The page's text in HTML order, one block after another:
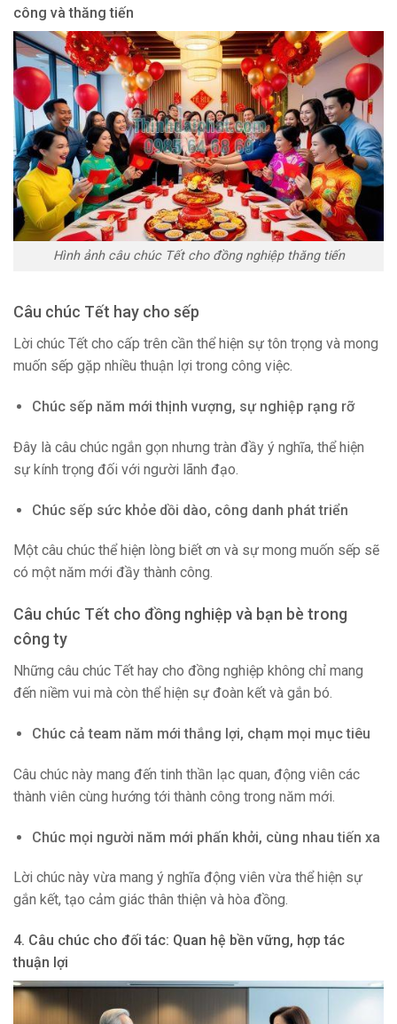
công và thăng tiến
Hình ảnh câu chúc Tết cho đồng nghiệp thăng tiến
Câu chúc Tết hay cho sếp
Lời chúc Tết cho cấp trên cần thể hiện sự tôn trọng và mong
muốn sếp gặp nhiều thuận lợi trong công việc.
Chúc sếp năm mới thịnh vượng, sự nghiệp rạng rỡ
Đây là câu chúc ngắn gọn nhưng tràn đầy ý nghĩa, thể hiện
sự kính trọng đối với người lãnh đạo.
Chúc sếp sức khỏe dồi dào, công danh phát triển
Một câu chúc thể hiện lòng biết ơn và sự mong muốn sếp sẽ
có một năm mới đầy thành công.
Câu chúc Tết cho đồng nghiệp và bạn bè trong
công ty
Những câu chúc Tết hay cho đồng nghiệp không chỉ mang
đến niềm vui mà còn thể hiện sự đoàn kết và gắn bó.
Chúc cả team năm mới thắng lợi, chạm mọi mục tiêu
Câu chúc này mang đến tinh thần lạc quan, động viên các
thành viên cùng hướng tới thành công trong năm mới.
Chúc mọi người năm mới phấn khởi, cùng nhau tiến xa
Lời chúc này vừa mang ý nghĩa động viên vừa thể hiện sự
gắn kết, tạo cảm giác thân thiện và hòa đồng.
4. Câu chúc cho đối tác: Quan hệ bền vững, hợp tác
thuận lợi